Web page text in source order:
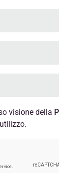
visione della